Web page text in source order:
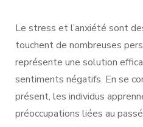
Le stress et l’anxiété sont
touchent de nombreuses
représente une solution
sentiments négatifs. En se
présent, les individus
préoccupations liées au